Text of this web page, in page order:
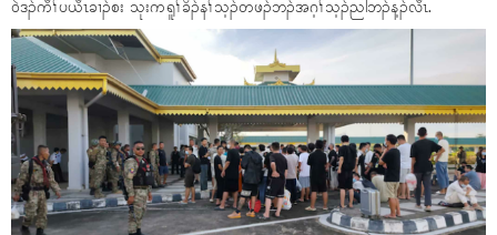
ဝဲဒၣ်ကီၢ်ပယီၤခၢၣ်စး သုးကရူၢ်ခိၣ်နၢ်သ့ၣ်တဖၣ်ဘၣ်အဂ့ၢ်သ့ၣ်ညါဘၣ်န့ၣ်လီၤ.